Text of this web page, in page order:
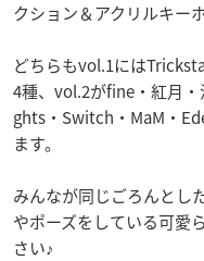
クション＆アクリルキー
どちらもvol.1には
4種、vol.2がfine・紅月
ghts・Switch・MaM・
ます。
みんなが同じごろんとし
やポーズをしている可愛
さい♪